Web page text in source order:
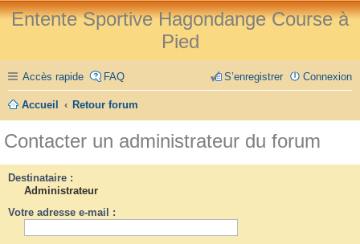
Entente Sportive Hagondange Course à
Pied
Accès rapide FAQ Connexion
S’enregistrer
Accueil Retour forum
Contacter un administrateur du forum
Destinataire :
Administrateur
Votre adresse e-mail :